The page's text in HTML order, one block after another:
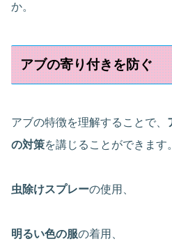
か。
アブの寄り付きを防ぐ
アブの特徴を理解することで、
の対策を講じることができます。
虫除けスプレーの使用、
明るい色の服の着用、